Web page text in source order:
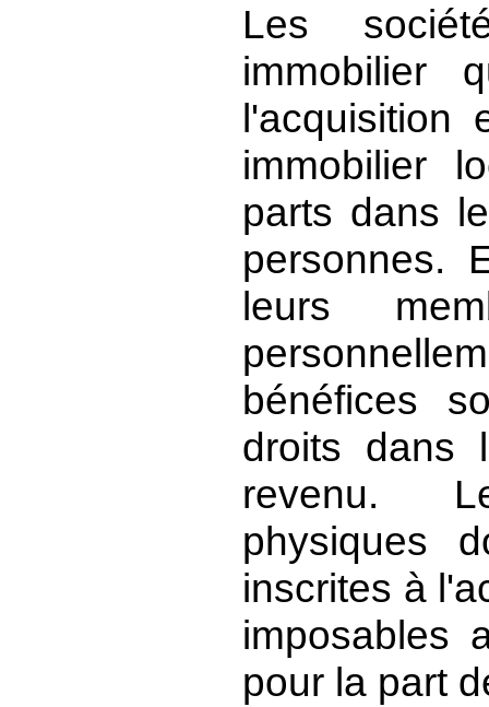
Les
immobilier
l'acquisition
immobilier
parts dans
personnes.
leurs
bénéfices
droits dans
revenu.
physiques
inscrites à
imposables
pour la part